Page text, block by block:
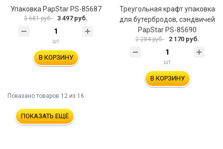
Упаковка PapStar PS-85687
3 681 руб. 3 497 руб.
шт
В КОРЗИНУ
Треугольная крафт упаковка
для бутербродов, сэндвичей
PapStar PS-85690
2 284 руб. 2 170 руб.
шт
В КОРЗИНУ
Показано товаров 12 из 16
ПОКАЗАТЬ ЕЩЁ